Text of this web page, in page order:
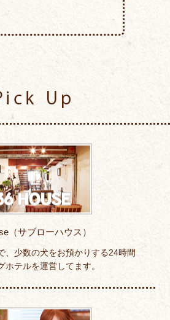
（サブローハウス）
、少数の犬をお預かりする24時間
ホテルを運営してます。